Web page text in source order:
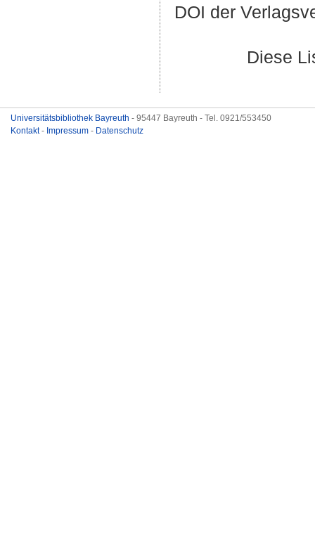
DOI der
Diese
Universitätsbibliothek Bayreuth - 95447 Bayreuth - Tel. 0921/553450
Kontakt- Impressum - Datenschutz